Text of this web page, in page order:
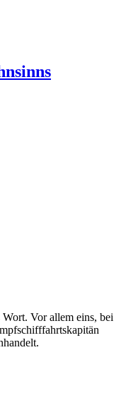
Vor allem eins, bei